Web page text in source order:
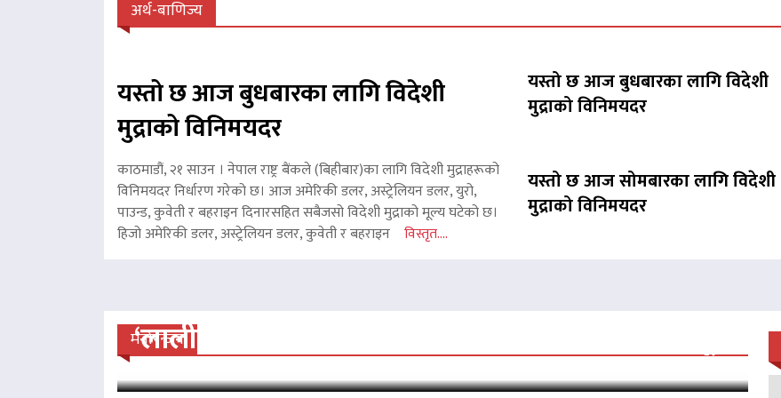
अर्थ-बाणिज्य
यस्तो छ आज बुधबारका लागि विदेशी
मुद्राको विनिमयदर
काठमाडौं, २१ साउन । नेपाल राष्ट्र बैंकले (बिहीबार)का लागि विदेशी मुद्राहरूको
विनिमयदर निर्धारण गरेको छ। आज अमेरिकी डलर, अस्ट्रेलियन डलर, युरो,
पाउन्ड, कुवेती र बहराइन दिनारसहित सबैजसो विदेशी मुद्राको मूल्य घटेको छ।
हिजो अमेरिकी डलर, अस्ट्रेलियन डलर, कुवेती र बहराइन विस्तृत....
यस्तो छ आज बुधबारका लागि विदेशी
मुद्राको विनिमयदर
यस्तो छ आज सोमबारका लागि विदेशी
मुद्राको विनिमयदर
मनोरन्जन
‘लालीबजार’को सफल यात्रा जारी, प्रदर्शनको ५१औँ दिन पूरा